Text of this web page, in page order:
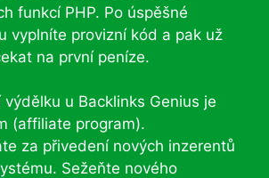
funkcí PHP. Po úspěšné
vyplníte provizní kód a pak už
na první peníze.
u Backlinks Genius je
(affiliate program).
za přivedení nových inzerentů
Sežeňte nového